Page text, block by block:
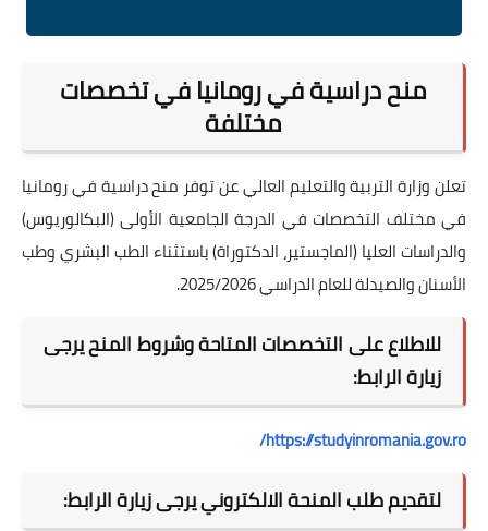
منح دراسية في رومانيا في تخصصات
مختلفة
تعلن وزارة التربية والتعليم العالي عن توفر منح دراسية في رومانيا
في مختلف التخصصات في الدرجة الجامعية الأولى (البكالوريوس)
والدراسات العليا (الماجستير، الدكتوراة) باستثناء الطب البشري وطب
الأسنان والصيدلة للعام الدراسي 2025/2026.
للاطلاع على التخصصات المتاحة وشروط المنح يرجى
زيارة الرابط:
https://studyinromania.gov.ro/
لتقديم طلب المنحة الالكتروني يرجى زيارة الرابط: